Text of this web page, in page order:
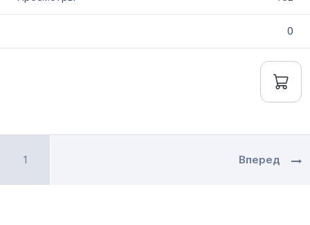
0
1 Вперед